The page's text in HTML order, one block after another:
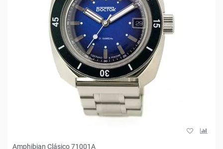
Amphibian Clásico 71001A